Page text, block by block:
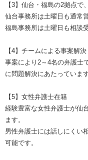
【3】仙台・福島の2拠点で
仙台事務所は土曜日も通常
福島事務所は土曜日も相談
【4】チームによる事案解決
事案により2～4名の弁護士
に問題解決にあたっています
【5】女性弁護士在籍
経験豊富な女性弁護士が仙
ます。
男性弁護士には話しにくい
可能です。